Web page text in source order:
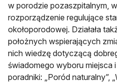
w porodzie pozaszpitalnym,
rozporządzenie regulujące
okołoporodowej. Działała
położnych wspierających
nich wiedzę dotyczącą
świadomego wyboru miejsca
poradniki: „Poród naturalny”,